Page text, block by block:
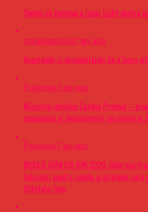
Soluții de iluminare Logic Light pentru
Uncategorized7 ani ago
Avantajele si dezavantajele de a lucra
Politichie7 ani ago
Ministrul justitiei Catalin Predoiu –
manipulari si dezinformari cu privire la
Politichie7 ani ago
MESAJE SFÂNTUL ION 2020. Cele mai
felicitări pentru rudele şi prietenii care
Sfântului Ioan